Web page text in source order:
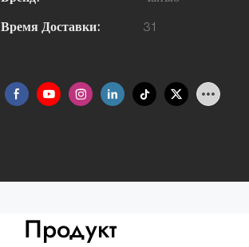
Время Доставки: 31
Продукт